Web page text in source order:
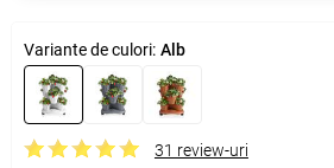
Variante de culori: Alb
31 review-uri